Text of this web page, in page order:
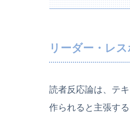
リーダー・レ
読者反応論は、テ
作られると主張する